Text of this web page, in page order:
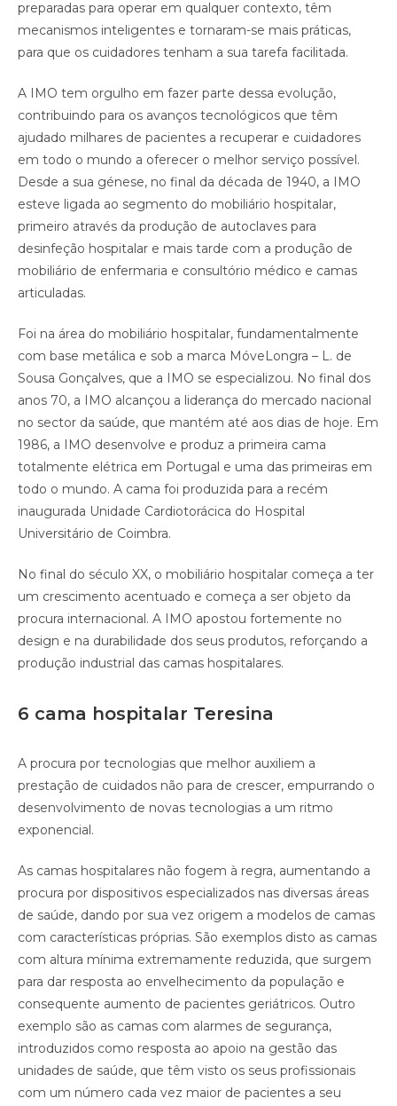
preparadas para operar em qualquer contexto, têm
mecanismos inteligentes e tornaram-se mais práticas,
para que os cuidadores tenham a sua tarefa facilitada.
A IMO tem orgulho em fazer parte dessa evolução,
contribuindo para os avanços tecnológicos que têm
ajudado milhares de pacientes a recuperar e cuidadores
em todo o mundo a oferecer o melhor serviço possível.
Desde a sua génese, no final da década de 1940, a IMO
esteve ligada ao segmento do mobiliário hospitalar,
primeiro através da produção de autoclaves para
desinfeção hospitalar e mais tarde com a produção de
mobiliário de enfermaria e consultório médico e camas
articuladas.
Foi na área do mobiliário hospitalar, fundamentalmente
com base metálica e sob a marca MóveLongra – L. de
Sousa Gonçalves, que a IMO se especializou. No final dos
anos 70, a IMO alcançou a liderança do mercado nacional
no sector da saúde, que mantém até aos dias de hoje. Em
1986, a IMO desenvolve e produz a primeira cama
totalmente elétrica em Portugal e uma das primeiras em
todo o mundo. A cama foi produzida para a recém
inaugurada Unidade Cardiotorácica do Hospital
Universitário de Coimbra.
No final do século XX, o mobiliário hospitalar começa a ter
um crescimento acentuado e começa a ser objeto da
procura internacional. A IMO apostou fortemente no
design e na durabilidade dos seus produtos, reforçando a
produção industrial das camas hospitalares.
6 cama hospitalar Teresina
A procura por tecnologias que melhor auxiliem a
prestação de cuidados não para de crescer, empurrando o
desenvolvimento de novas tecnologias a um ritmo
exponencial.
As camas hospitalares não fogem à regra, aumentando a
procura por dispositivos especializados nas diversas áreas
de saúde, dando por sua vez origem a modelos de camas
com características próprias. São exemplos disto as camas
com altura mínima extremamente reduzida, que surgem
para dar resposta ao envelhecimento da população e
consequente aumento de pacientes geriátricos. Outro
exemplo são as camas com alarmes de segurança,
introduzidos como resposta ao apoio na gestão das
unidades de saúde, que têm visto os seus profissionais
com um número cada vez maior de pacientes a seu